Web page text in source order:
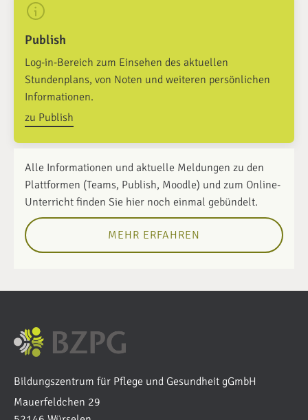
Publish
Log-in-Bereich zum Einsehen des aktuellen
Stundenplans, von Noten und weiteren persönlichen
Informationen.
zu Publish
Alle Informationen und aktuelle Meldungen zu den
Plattformen (Teams, Publish, Moodle) und zum Online-
Unterricht finden Sie hier noch einmal gebündelt.
MEHR ERFAHREN
Bildungszentrum für Pflege und Gesundheit gGmbH
Mauerfeldchen 29